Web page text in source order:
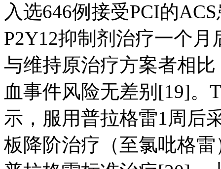
入选646例接受PCI的
P2Y12抑制剂治疗一个
与维持原治疗方案者相
血事件风险无差别[19]。
示，服用普拉格雷1周后
板降阶治疗（至氯吡格